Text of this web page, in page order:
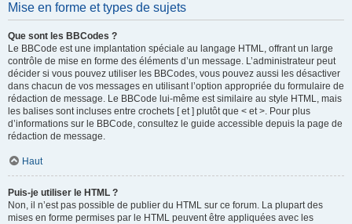
Mise en forme et types de sujets
Que sont les BBCodes ?
Le BBCode est une implantation spéciale au langage HTML, offrant un large
contrôle de mise en forme des éléments d’un message. L’administrateur peut
décider si vous pouvez utiliser les BBCodes, vous pouvez aussi les désactiver
dans chacun de vos messages en utilisant l’option appropriée du formulaire de
rédaction de message. Le BBCode lui-même est similaire au style HTML, mais
les balises sont incluses entre crochets [ et ] plutôt que < et >. Pour plus
d’informations sur le BBCode, consultez le guide accessible depuis la page de
rédaction de message.
Haut
Puis-je utiliser le HTML ?
Non, il n’est pas possible de publier du HTML sur ce forum. La plupart des
mises en forme permises par le HTML peuvent être appliquées avec les